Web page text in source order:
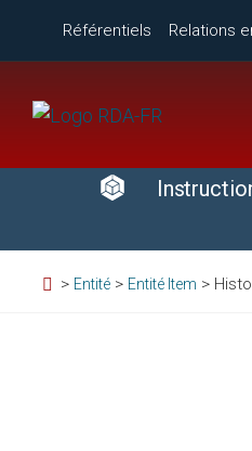
Référentiels Relations
Entité > Entité Item >